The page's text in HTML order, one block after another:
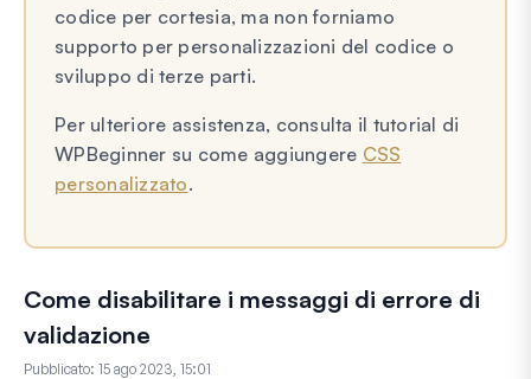
codice per cortesia, ma non forniamo
supporto per personalizzazioni del codice o
sviluppo di terze parti.
Per ulteriore assistenza, consulta il tutorial di
WPBeginner su come aggiungere CSS
personalizzato.
Come disabilitare i messaggi di errore di
validazione
Pubblicato: 15 ago 2023, 15:01